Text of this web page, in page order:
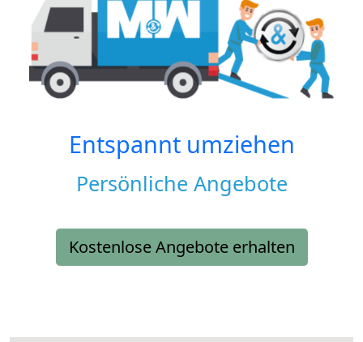
Entspannt umziehen
Persönliche Angebote
Kostenlose Angebote erhalten